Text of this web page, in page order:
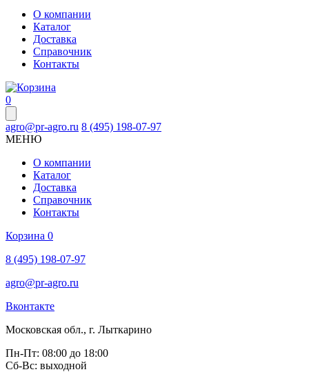
О компании
Каталог
Доставка
Справочник
Контакты
0
agro@pr-agro.ru 8 (495) 198-07-97
МЕНЮ
О компании
Каталог
Доставка
Справочник
Контакты
Корзина 0
8 (495) 198-07-97
agro@pr-agro.ru
Вконтакте
Московская обл., г. Лыткарино
Пн-Пт: 08:00 до 18:00
Сб-Вс: выходной